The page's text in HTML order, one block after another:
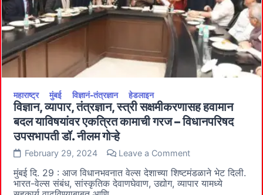
महाराष्ट्र मुंबई विज्ञानं-तंत्रज्ञान हेडलाइन
विज्ञान, व्यापार, तंत्रज्ञान, स्त्री सक्षमीकरणासह हवामान
बदल याविषयांवर एकत्रित कामाची गरज – विधानपरिषद
उपसभापती डॉ. नीलम गोऱ्हे
February 29, 2024 Leave a Commenton
व्यापार,
तंत्रज्ञान,
स्त्री
मुंबई दि. 29 : आज विधानभवनात वेल्स देशाच्या शिष्टमंडळाने भेट दिली.
भारत-वेल्स संबंध, सांस्कृतिक देवाणघेवाण, उद्योग, व्यापार यामध्ये